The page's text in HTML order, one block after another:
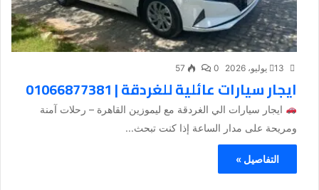
13 يوليو، 2026 0
57
ايجار سيارات عائلية للغردقة | 01066877381
ايجار سيارات الي الغردقة مع ليموزين القاهرة – رحلات آمنة
ومريحة على مدار الساعة إذا كنت تبحث...
التفاصيل »